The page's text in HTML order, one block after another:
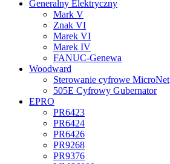
Generalny Elektryczny
Mark V
Znak VI
Marek VI
Marek IV
FANUC-Genewa
Woodward
Sterowanie cyfrowe MicroNet
505E Cyfrowy Gubernator
EPRO
PR6423
PR6424
PR6426
PR9268
PR9376